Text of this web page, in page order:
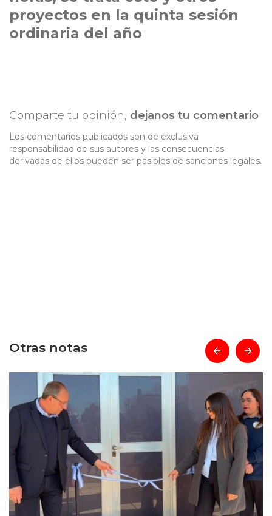
proyectos en la quinta sesión
ordinaria del año
Comparte tu opinión, dejanos tu comentario
Los comentarios publicados son de exclusiva
responsabilidad de sus autores y las consecuencias
derivadas de ellos pueden ser pasibles de sanciones legales.
Otras notas prev next